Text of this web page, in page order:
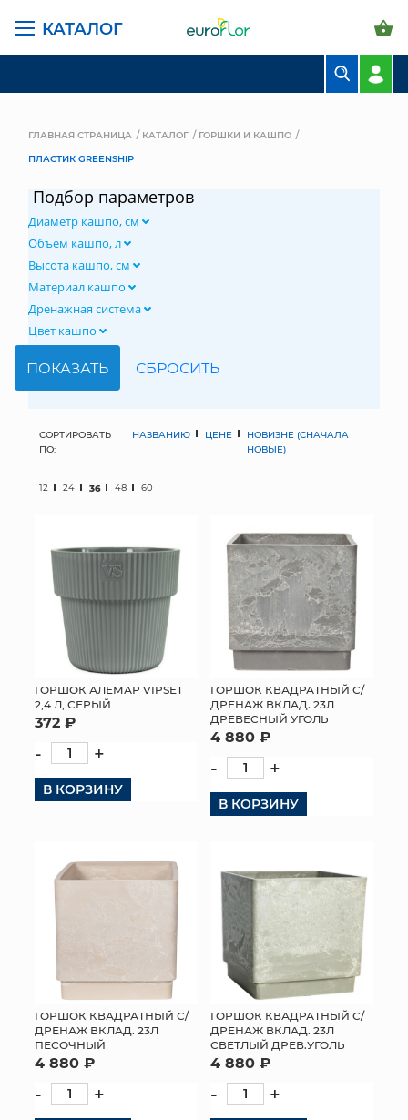
КАТАЛОГ
СВАДЕБНАЯ ФЛОРИСТИКА
МЯГКИЕ ИГРУШКИ
СУНДУКИ
ИСКУССТВЕННЫЕ ЦВЕТЫ
ПАКЕТЫ И СУМКИ
ТОРГОВЫЙ ЦЕНТР
ОПТОВЫМ КЛИЕНТАМ
ДОСТАВКА И ОПЛАТА
ГЛАВНАЯ СТРАНИЦА КАТАЛОГ
ГОРШКИ И КАШПО
ПЛАСТИК GREENSHIP
Подбор параметров
Диаметр кашпо, см
Объем кашпо, л
Высота кашпо, см
Материал кашпо
Дренажная система
Цвет кашпо
СОРТИРОВАТЬ
ПО:
НАЗВАНИЮ ЦЕНЕ
НОВИЗНЕ (СНАЧАЛА
НОВЫЕ)
12 24 36 48 60
ГОРШОК АЛЕМАР VIPSET
2,4 Л, СЕРЫЙ
372 ₽
- +
В КОРЗИНУ
ГОРШОК КВАДРАТНЫЙ С/
ДРЕНАЖ ВКЛАД. 23Л
ДРЕВЕСНЫЙ УГОЛЬ
4 880 ₽
- +
В КОРЗИНУ
ГОРШОК КВАДРАТНЫЙ С/
ДРЕНАЖ ВКЛАД. 23Л
ПЕСОЧНЫЙ
4 880 ₽
- +
ГОРШОК КВАДРАТНЫЙ С/
ДРЕНАЖ ВКЛАД. 23Л
СВЕТЛЫЙ ДРЕВ.УГОЛЬ
4 880 ₽
- +